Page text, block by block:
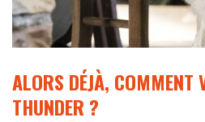
ALORS DÉJÀ, COMMENT
THUNDER ?